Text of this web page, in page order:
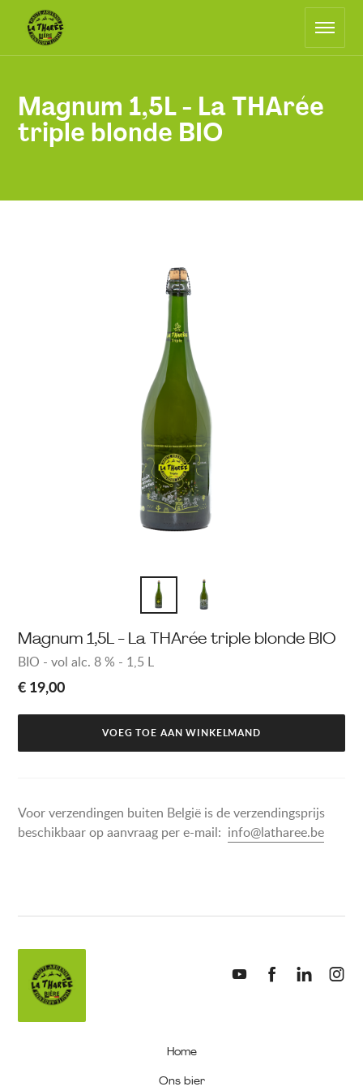
Magnum 1,5L - La THArée
triple blonde BIO
Hoofdnavigatie
Keer
terug
naar
startpagina
Magnum 1,5L - La THArée triple blonde BIO
BIO - vol alc. 8 % - 1,5 L
€ 19,00
VOEG TOE AAN WINKELMAND
Voor verzendingen buiten België is de verzendingsprijs
beschikbaar op aanvraag per e-mail: info@latharee.be
Home
Ons bier